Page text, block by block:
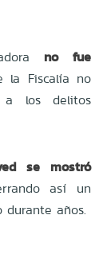
no fue
la Fiscalía no
a los delitos
se mostró
así un
años.